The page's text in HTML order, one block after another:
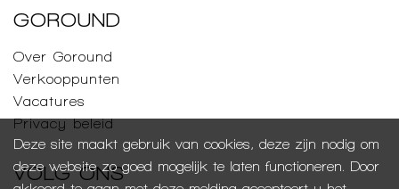
Deze site maakt gebruik van cookies, deze zijn nodig om
deze website zo goed mogelijk te laten functioneren. Door
GOROUND
Over Goround
Verkooppunten
Vacatures
Privacy beleid
VOLG ONS